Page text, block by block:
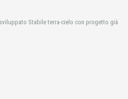
Stabile terra-cielo con progetto già